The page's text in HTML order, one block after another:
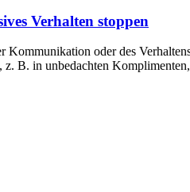
Verhalten stoppen
Kommunikation oder des
z. B. in unbedachten